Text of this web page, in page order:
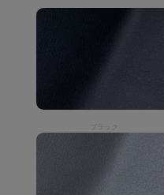
ブラック